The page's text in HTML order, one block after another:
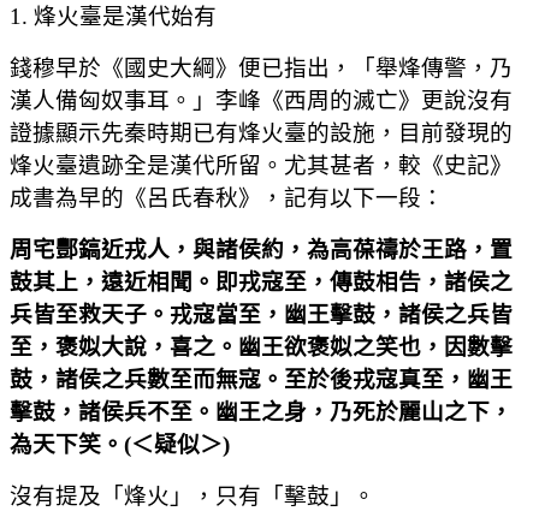
1. 烽火臺是漢代始有
錢穆早於《國史大綱》便已指出，「舉烽傳警，乃
漢人備匈奴事耳。」李峰《西周的滅亡》更說沒有
證據顯示先秦時期已有烽火臺的設施，目前發現的
烽火臺遺跡全是漢代所留。尤其甚者，較《史記》
成書為早的《呂氏春秋》，記有以下一段：
周宅酆鎬近戎人，與諸侯約，為高葆禱於王路，置
鼓其上，遠近相聞。即戎寇至，傳鼓相告，諸侯之
兵皆至救天子。戎寇當至，幽王擊鼓，諸侯之兵皆
至，褒姒大說，喜之。幽王欲褒姒之笑也，因數擊
鼓，諸侯之兵數至而無寇。至於後戎寇真至，幽王
擊鼓，諸侯兵不至。幽王之身，乃死於麗山之下，
為天下笑。 (＜疑似＞)
沒有提及「烽火」，只有「擊鼓」。